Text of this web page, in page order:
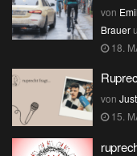
von
Brauer
18.
von
15.